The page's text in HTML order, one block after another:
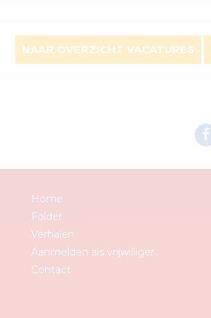
NAAR OVERZICHT VACATURES
Home
Folder
Verhalen
Aanmelden als vrijwilliger
Contact